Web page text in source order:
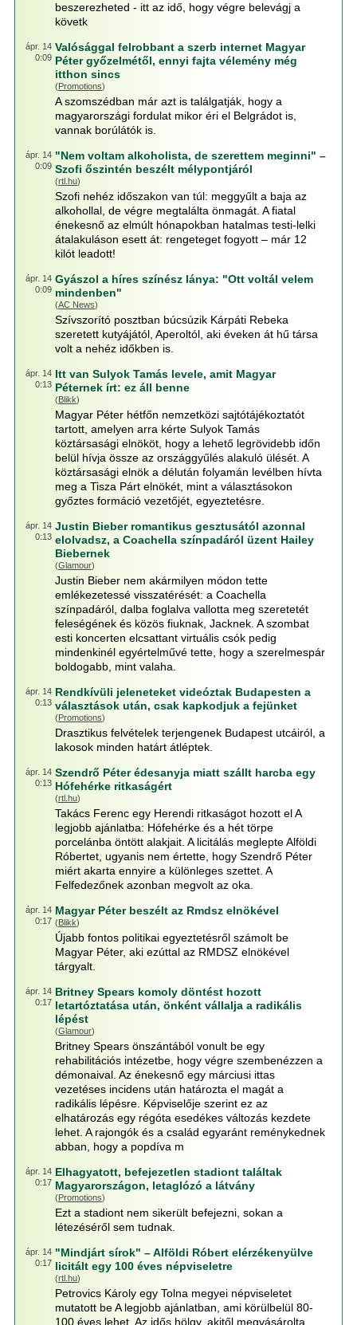
beszerezheted - itt az idő, hogy végre belevágj a
követk
ápr. 14
0:09
Valósággal felrobbant a szerb internet Magyar
Péter győzelmétől, ennyi fajta vélemény még
itthon sincs
(Promotions)
A szomszédban már azt is találgatják, hogy a
magyarországi fordulat mikor éri el Belgrádot is,
vannak borúlátók is.
ápr. 14
0:09
"Nem voltam alkoholista, de szerettem meginni" –
Szofi őszintén beszélt mélypontjáról
(rtl.hu)
Szofi nehéz időszakon van túl: meggyűlt a baja az
alkohollal, de végre megtalálta önmagát. A fiatal
énekesnő az elmúlt hónapokban hatalmas testi-lelki
átalakuláson esett át: rengeteget fogyott – már 12
kilót leadott!
ápr. 14
0:09
Gyászol a híres színész lánya: "Ott voltál velem
mindenben"
(AC News)
Szívszorító posztban búcsúzik Kárpáti Rebeka
szeretett kutyájától, Aperoltól, aki éveken át hű társa
volt a nehéz időkben is.
ápr. 14
0:13
Itt van Sulyok Tamás levele, amit Magyar
Péternek írt: ez áll benne
(Blikk)
Magyar Péter hétfőn nemzetközi sajtótájékoztatót
tartott, amelyen arra kérte Sulyok Tamás
köztársasági elnököt, hogy a lehető legrövidebb időn
belül hívja össze az országgyűlés alakuló ülését. A
köztársasági elnök a délután folyamán levélben hívta
meg a Tisza Párt elnökét, mint a választásokon
győztes formáció vezetőjét, egyeztetésre.
ápr. 14
0:13
Justin Bieber romantikus gesztusától azonnal
elolvadsz, a Coachella színpadáról üzent Hailey
Biebernek
(Glamour)
Justin Bieber nem akármilyen módon tette
emlékezetessé visszatérését: a Coachella
színpadáról, dalba foglalva vallotta meg szeretetét
feleségének és közös fiuknak, Jacknek. A szombat
esti koncerten elcsattant virtuális csók pedig
mindenkinél egyértelművé tette, hogy a szerelmespár
boldogabb, mint valaha.
ápr. 14
0:13
Rendkívüli jeleneteket videóztak Budapesten a
választások után, csak kapkodjuk a fejünket
(Promotions)
Drasztikus felvételek terjengenek Budapest utcáiról, a
lakosok minden határt átléptek.
ápr. 14
0:13
Szendrő Péter édesanyja miatt szállt harcba egy
Hófehérke ritkaságért
(rtl.hu)
Takács Ferenc egy Herendi ritkaságot hozott el A
legjobb ajánlatba: Hófehérke és a hét törpe
porcelánba öntött alakjait. A licitálás meglepte Alföldi
Róbertet, ugyanis nem értette, hogy Szendrő Péter
miért akarta ennyire a különleges szettet. A
Felfedezőnek azonban megvolt az oka.
ápr. 14
0:17
Magyar Péter beszélt az Rmdsz elnökével
(Blikk)
Újabb fontos politikai egyeztetésről számolt be
Magyar Péter, aki ezúttal az RMDSZ elnökével
tárgyalt.
ápr. 14
0:17
Britney Spears komoly döntést hozott
letartóztatása után, önként vállalja a radikális
lépést
(Glamour)
Britney Spears önszántából vonult be egy
rehabilitációs intézetbe, hogy végre szembenézzen a
démonaival. Az énekesnő egy márciusi ittas
vezetéses incidens után határozta el magát a
radikális lépésre. Képviselője szerint ez az
elhatározás egy régóta esedékes változás kezdete
lehet. A rajongók és a család egyaránt reménykednek
abban, hogy a popdíva m
ápr. 14
0:17
Elhagyatott, befejezetlen stadiont találtak
Magyarországon, letaglózó a látvány
(Promotions)
Ezt a stadiont nem sikerült befejezni, sokan a
létezéséről sem tudnak.
ápr. 14
0:17
"Mindjárt sírok" – Alföldi Róbert elérzékenyülve
licitált egy 100 éves népviseletre
(rtl.hu)
Petrovics Károly egy Tolna megyei népviseletet
mutatott be A legjobb ajánlatban, ami körülbelül 80-
100 éves lehet. Az idős hölgy, akitől megvásárolta